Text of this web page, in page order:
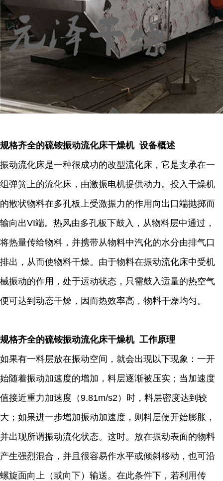
规格齐全的硫铵振动流化床干燥机 设备概述
振动流化床是一种很成功的改型流化床，它是支承在一
组弹簧上的流化床，由激振电机提供动力。投入干燥机
的散状物料在多孔板上受激振力的作用向出口端抛掷而
输向出VI端。热风由多孔板下鼓入，从物料层中通过，
将热量传给物料，并携带从物料中汽化的水分由排气口
排出，从而使物料干燥。由于物料在振动流化床中受机
械振动的作用，处于运动状态，只需鼓入适量的热空气
便可达到动态干燥，因而热效率高，物料干燥均匀。
规格齐全的硫铵振动流化床干燥机 工作原理
如果有一料层放在振动空间，就会出现以下现象：一开
始随着振动加速度的增加，料层逐渐被压实；当加速度
值接近重力加速度（9.81m/s2）时，料层密度达到较
大；如果进一步增加振动加速度，则料层便开始膨胀，
并出现所谓振动流化状态。这时。放在振动表面的物料
产生强烈混合，并且很容易作水平或倾斜移动，也可沿
螺旋面向上（或向下）输送。在此条件下，若利用传